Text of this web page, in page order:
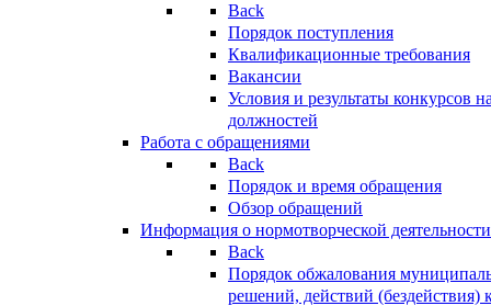
Back
Порядок поступления
Квалификационные требования
Вакансии
Условия и результаты конкурсов
должностей
Работа с обращениями
Back
Порядок и время обращения
Обзор обращений
Информация о нормотворческой деятельности
Back
Порядок обжалования
решений, действий (бездействия)